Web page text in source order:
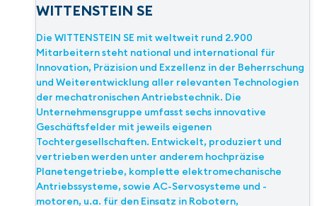
WITTENSTEIN SE
Die WITTENSTEIN SE mit weltweit rund 2.900
Mitarbeitern steht national und international für
Innovation, Präzision und Exzellenz in der Beherrschung
und Weiterentwicklung aller relevanten Technologien
der mechatronischen Antriebstechnik. Die
Unternehmensgruppe umfasst sechs innovative
Geschäftsfelder mit jeweils eigenen
Tochtergesellschaften. Entwickelt, produziert und
vertrieben werden unter anderem hochpräzise
Planetengetriebe, komplette elektromechanische
Antriebssysteme, sowie AC-Servosysteme und -
motoren, u.a. für den Einsatz in Robotern,